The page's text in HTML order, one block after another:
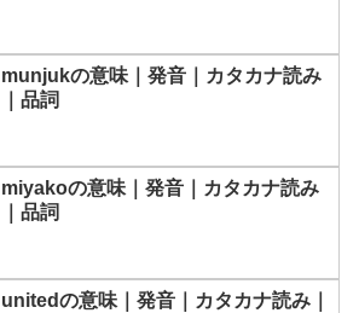
munjukの意味｜発音｜カタカナ読み
｜品詞
miyakoの意味｜発音｜カタカナ読み
｜品詞
unitedの意味｜発音｜カタカナ読み｜